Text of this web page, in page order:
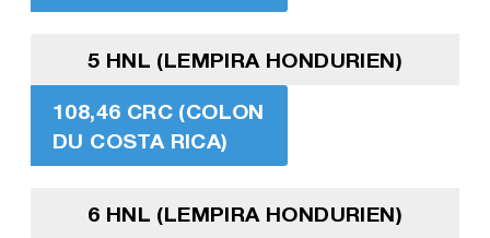
5 HNL (LEMPIRA HONDURIEN)
108,46 CRC (COLON
DU COSTA RICA)
6 HNL (LEMPIRA HONDURIEN)